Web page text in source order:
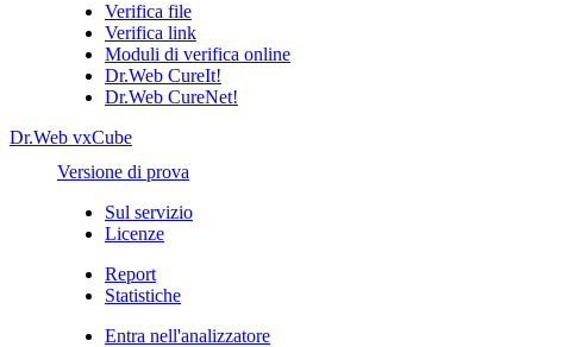
Verifica file
Verifica link
Moduli di verifica online
Dr.Web CureIt!
Dr.Web CureNet!
Dr.Web vxCube
Versione di prova
Sul servizio
Licenze
Report
Statistiche
Entra nell'analizzatore